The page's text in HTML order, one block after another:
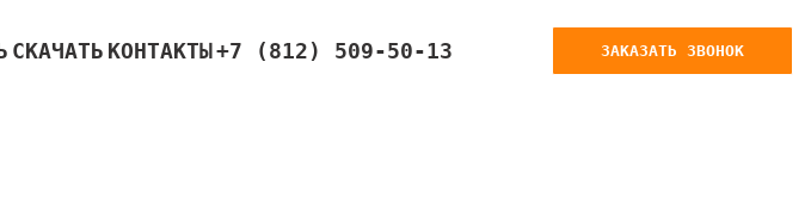
СКАЧАТЬ КОНТАКТЫ+7 (812) 509-50-13 ЗАКАЗАТЬ ЗВОНОК